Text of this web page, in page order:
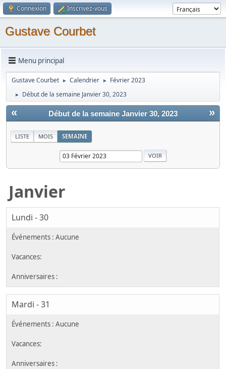
Connexion Inscrivez-vous
Gustave Courbet
Menu principal
Gustave Courbet ► Calendrier ► Février 2023
► Début de la semaine Janvier 30, 2023
« »
Début de la semaine Janvier 30, 2023
LISTE MOIS SEMAINE
Janvier
Lundi - 30
Mardi - 31